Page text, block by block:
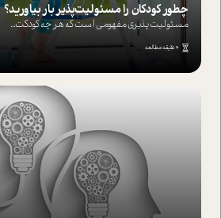
چطور کودکان را مسئولیت‌پذیر بار بیاورید؟
مسئولیت پذیری مفهومی ا ست که هر چه کودکت...
4 دقیقه مطالعه